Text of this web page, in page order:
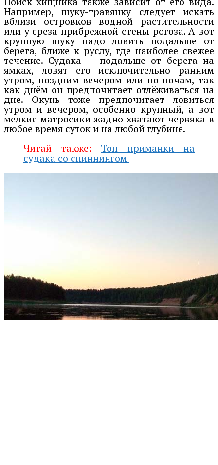
Например, щуку-травянку следует искать
вблизи островков водной растительности
или у среза прибрежной стены рогоза. А вот
крупную щуку надо ловить подальше от
берега, ближе к руслу, где наиболее свежее
течение. Судака — подальше от берега на
ямках, ловят его исключительно ранним
утром, поздним вечером или по ночам, так
как днём он предпочитает отлёживаться на
дне. Окунь тоже предпочитает ловиться
утром и вечером, особенно крупный, а вот
мелкие матросики жадно хватают червяка в
любое время суток и на любой глубине.
Читай также:
Топ приманки на
судака со спиннингом